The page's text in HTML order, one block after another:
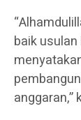
baik
anggaran,”